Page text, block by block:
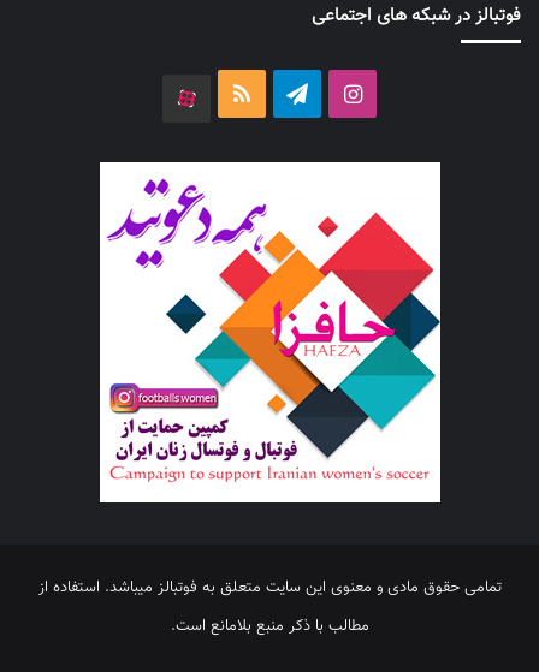
فوتبالز در شبکه های اجتماعی
اینستاگرامتلگرام خوراک
تمامی حقوق مادی و معنوی این سایت متعلق به فوتبالز میباشد. استفاده از
مطالب با ذکر منبع بلامانع است.